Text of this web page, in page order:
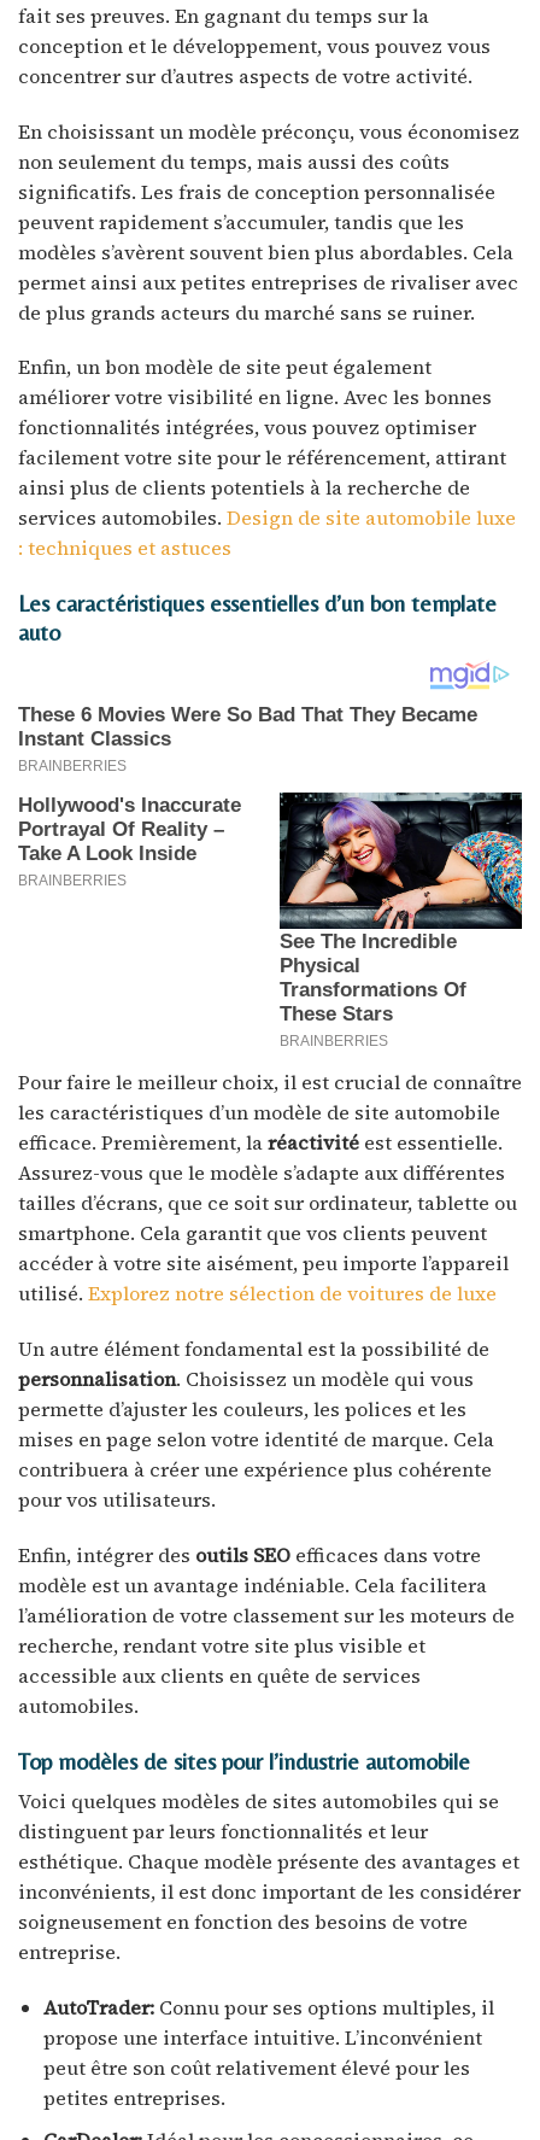
fait ses preuves. En gagnant du temps sur la
conception et le développement, vous pouvez vous
concentrer sur d’autres aspects de votre activité.
En choisissant un modèle préconçu, vous économisez
non seulement du temps, mais aussi des coûts
significatifs. Les frais de conception personnalisée
peuvent rapidement s’accumuler, tandis que les
modèles s’avèrent souvent bien plus abordables. Cela
permet ainsi aux petites entreprises de rivaliser avec
de plus grands acteurs du marché sans se ruiner.
Enfin, un bon modèle de site peut également
améliorer votre visibilité en ligne. Avec les bonnes
fonctionnalités intégrées, vous pouvez optimiser
facilement votre site pour le référencement, attirant
ainsi plus de clients potentiels à la recherche de
services automobiles. Design de site automobile luxe
: techniques et astuces
Les caractéristiques essentielles d’un bon template
auto
Pour faire le meilleur choix, il est crucial de connaître
les caractéristiques d’un modèle de site automobile
efficace. Premièrement, laréactivité est essentielle.
Assurez-vous que le modèle s’adapte aux différentes
tailles d’écrans, que ce soit sur ordinateur, tablette ou
smartphone. Cela garantit que vos clients peuvent
accéder à votre site aisément, peu importe l’appareil
utilisé. Explorez notre sélection de voitures de luxe
Un autre élément fondamental est la possibilité de
personnalisation. Choisissez un modèle qui vous
permette d’ajuster les couleurs, les polices et les
mises en page selon votre identité de marque. Cela
contribuera à créer une expérience plus cohérente
pour vos utilisateurs.
Enfin, intégrer des outils SEO efficaces dans votre
modèle est un avantage indéniable. Cela facilitera
l’amélioration de votre classement sur les moteurs de
recherche, rendant votre site plus visible et
accessible aux clients en quête de services
automobiles.
Top modèles de sites pour l’industrie automobile
Voici quelques modèles de sites automobiles qui se
distinguent par leurs fonctionnalités et leur
esthétique. Chaque modèle présente des avantages et
inconvénients, il est donc important de les considérer
soigneusement en fonction des besoins de votre
entreprise.
AutoTrader:Connu pour ses options multiples, il
propose une interface intuitive. L’inconvénient
peut être son coût relativement élevé pour les
petites entreprises.